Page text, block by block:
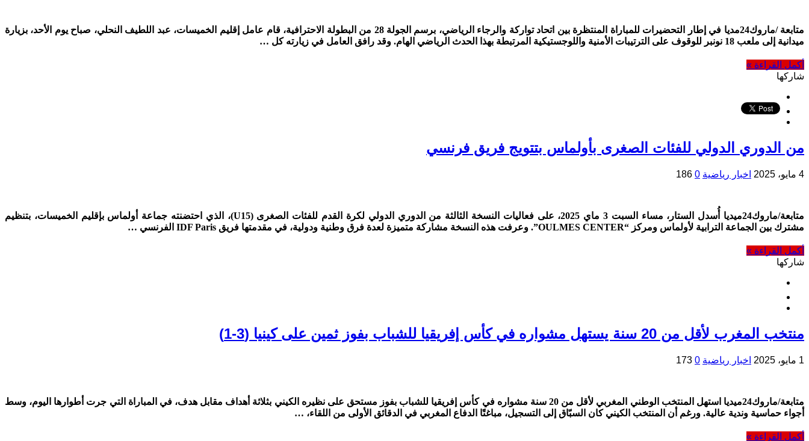
متابعة /ماروك24مديا في إطار التحضيرات للمباراة المنتظرة بين اتحاد تواركة والرجاء الرياضي، برسم الجولة 28 من البطولة الاحترافية، قام عامل إقليم الخميسات، عبد اللطيف النحلي، صباح يوم الأحد، بزيارة
ميدانية إلى ملعب 18 نونبر للوقوف على الترتيبات الأمنية واللوجستيكية المرتبطة بهذا الحدث الرياضي الهام. وقد رافق العامل في زيارته كل …
أكمل القراءة »
شاركها
من الدوري الدولي للفئات الصغرى بأولماس بتتويج فريق فرنسي
4 مايو، 2025 اخبار رياضية 0
186
متابعة/ماروك24ميديا أُسدل الستار، مساء السبت 3 ماي 2025، على فعاليات النسخة الثالثة من الدوري الدولي لكرة القدم للفئات الصغرى (U15)، الذي احتضنته جماعة أولماس بإقليم الخميسات، بتنظيم
مشترك بين الجماعة الترابية لأولماس ومركز “OULMES CENTER”. وعرفت هذه النسخة مشاركة متميزة لعدة فرق وطنية ودولية، في مقدمتها فريق IDF Paris الفرنسي …
أكمل القراءة »
شاركها
منتخب المغرب لأقل من 20 سنة يستهل مشواره في كأس إفريقيا للشباب بفوز ثمين على كينيا (3-1)
1 مايو، 2025 اخبار رياضية 0
173
متابعة/ماروك24ميديا استهل المنتخب الوطني المغربي لأقل من 20 سنة مشواره في كأس إفريقيا للشباب بفوز مستحق على نظيره الكيني بثلاثة أهداف مقابل هدف، في المباراة التي جرت أطوارها اليوم، وسط
أجواء حماسية وندية عالية. ورغم أن المنتخب الكيني كان السبّاق إلى التسجيل، مباغتًا الدفاع المغربي في الدقائق الأولى من اللقاء، …
أكمل القراءة »